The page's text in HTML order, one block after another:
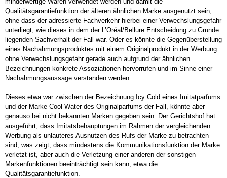
Anwälte
Prof. Dr. Paul Lange
Andreas Auler
Monika Wenz
Handbücher
Lange, Marken und Kennzeichenrecht - Handbuch zum
Qualitätsgarantiefunktion der älteren ähnlichen Marke ausgenutzt sein,
ohne dass der adressierte Fachverkehr hierbei einer Verwechslungsgefahr
unterliegt, wie dieses in dem der L’Oréal/Bellure Entscheidung zu Grunde
liegenden Sachverhalt der Fall war. Oder es könnte die Gegenüberstellung
eines Nachahmungsproduktes mit einem Originalprodukt in der Werbung
ohne Verwechslungsgefahr gerade auch aufgrund der ähnlichen
Bezeichnungen konkrete Assoziationen hervorrufen und im Sinne einer
Nachahmungsaussage verstanden werden.
Dieses etwa war zwischen der Bezeichnung Icy Cold eines Imitatparfums
und der Marke Cool Water des Originalparfums der Fall, könnte aber
genauso bei nicht bekannten Marken gegeben sein. Der Gerichtshof hat
ausgeführt, dass Imitatsbehauptungen im Rahmen der vergleichenden
Werbung als unlauteres Ausnutzen des Rufs der Marke zu betrachten
sind, was zeigt, dass mindestens die Kommunikationsfunktion der Marke
verletzt ist, aber auch die Verletzung einer anderen der sonstigen
Markenfunktionen beeinträchtigt sein kann, etwa die
Qualitätsgarantiefunktion.